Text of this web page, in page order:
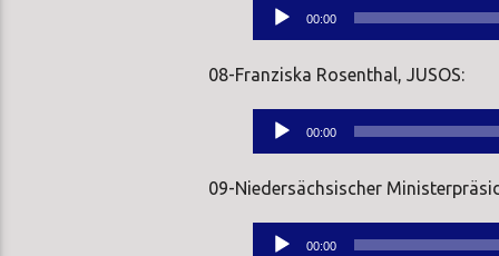
Audio-
Player
00:00
08-Franziska Rosenthal, JUSOS:
Audio-
Player
00:00
09-Niedersächsischer
Audio-00:00